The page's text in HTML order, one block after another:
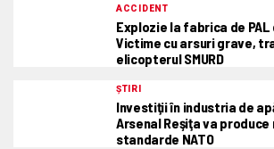
ACCIDENT
Explozie la fabrica de PAL
Victime cu arsuri grave,
elicopterul SMURD
ȘTIRI
Investiţii în industria de
Arsenal Reşiţa va produce
standarde NATO